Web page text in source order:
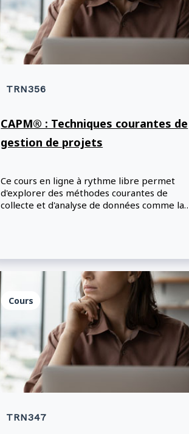
TRN356
CAPM® : Techniques courantes de
gestion de projets
Ce cours en ligne à rythme libre permet
d'explorer des méthodes courantes de
collecte et d'analyse de données comme la
Cours
TRN347